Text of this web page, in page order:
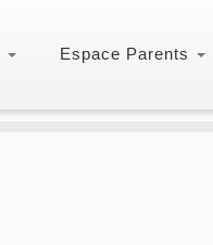
Espace Parents